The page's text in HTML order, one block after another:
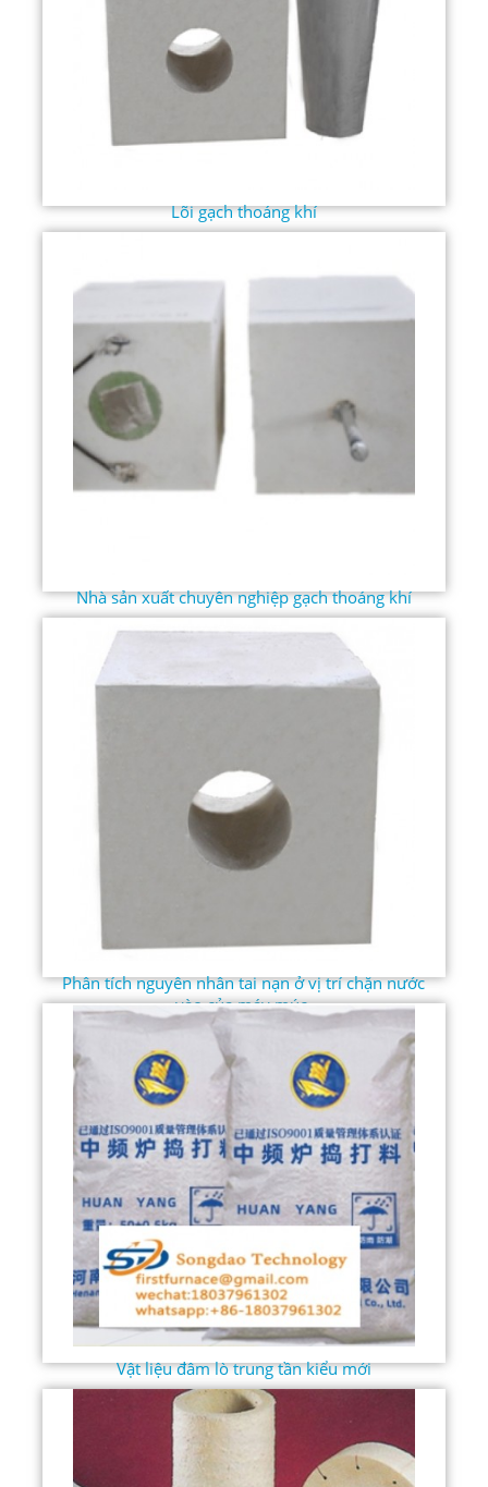
Lõi gạch thoáng khí
Nhà sản xuất chuyên nghiệp gạch thoáng khí
Phân tích nguyên nhân tai nạn ở vị trí chặn nước
vào của máy múc.
Vật liệu đâm lò trung tần kiểu mới